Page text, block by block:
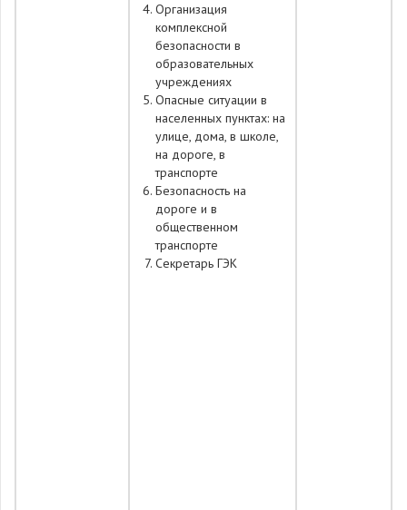
Организация
комплексной
безопасности в
образовательных
учреждениях
Опасные ситуации в
населенных пунктах: на
улице, дома, в школе,
на дороге, в
транспорте
Безопасность на
дороге и в
общественном
транспорте
Секретарь ГЭК